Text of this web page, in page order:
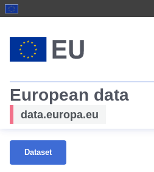
European data
data.europa.eu
Dataset